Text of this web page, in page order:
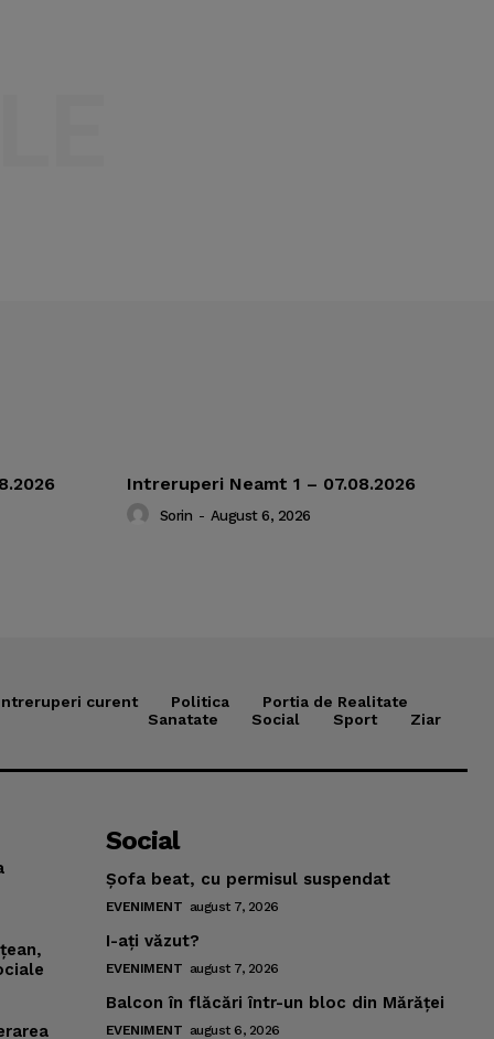
Intreruperi Neamt 1 – 07.08.2026
Sorin - August 6, 2026
curent Politica
Portia de Realitate
Sanatate
Social Sport Ziar
Social
Şofa beat, cu permisul suspendat
EVENIMENT august 7, 2026
I-aţi văzut?
EVENIMENT august 7, 2026
Balcon în flăcări într-un bloc din Mărăţei
EVENIMENT august 6, 2026